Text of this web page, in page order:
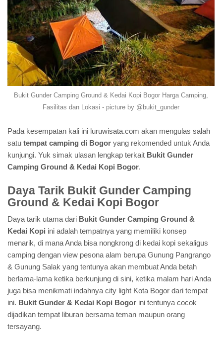
Bukit Gunder Camping Ground & Kedai Kopi Bogor Harga Camping,
Fasilitas dan Lokasi - picture by @bukit_gunder
Pada kesempatan kali ini luruwisata.com akan mengulas salah
satu tempat camping di Bogor yang rekomended untuk Anda
kunjungi. Yuk simak ulasan lengkap terkait Bukit Gunder
Camping Ground & Kedai Kopi Bogor.
Daya Tarik Bukit Gunder Camping
Ground & Kedai Kopi Bogor
Daya tarik utama dari Bukit Gunder Camping Ground &
Kedai Kopi ini adalah tempatnya yang memiliki konsep
menarik, di mana Anda bisa nongkrong di kedai kopi sekaligus
camping dengan view pesona alam berupa Gunung Pangrango
& Gunung Salak yang tentunya akan membuat Anda betah
berlama-lama ketika berkunjung di sini, ketika malam hari Anda
juga bisa menikmati indahnya city light Kota Bogor dari tempat
ini. Bukit Gunder & Kedai Kopi Bogor ini tentunya cocok
dijadikan tempat liburan bersama teman maupun orang
tersayang.